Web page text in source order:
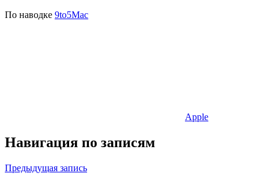
По наводке 9to5Mac
Apple
Навигация по записям
Предыдущая запись